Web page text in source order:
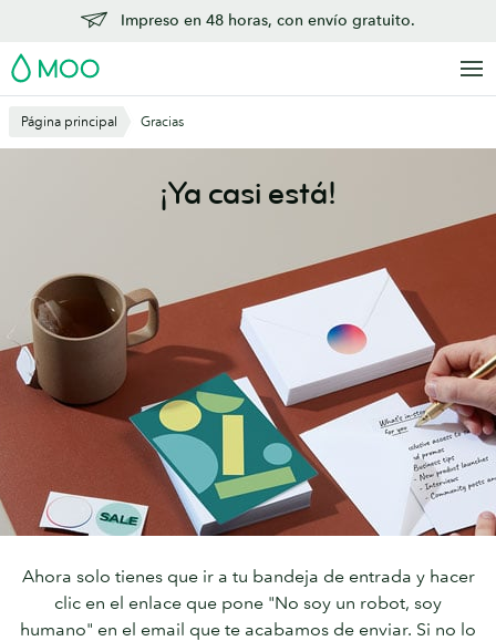
contenido
principal
Impreso en 48 horas, con envío gratuito.
MOO
Página principal Gracias
¡Ya casi está!
Ahora solo tienes que ir a tu bandeja de entrada y hacer
clic en el enlace que pone "No soy un robot, soy
humano" en el email que te acabamos de enviar. Si no lo